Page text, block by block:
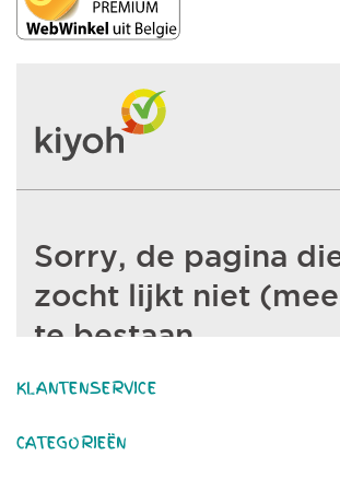
KLANTENSERVICE
CATEGORIEËN